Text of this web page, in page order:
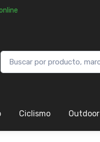
Ciclismo Outdoor